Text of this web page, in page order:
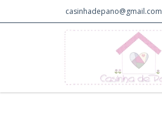
casinhadepano@gmail.com